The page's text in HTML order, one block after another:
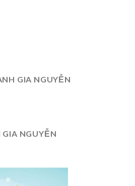
GIA NGUYỄN
GIA NGUYỄN